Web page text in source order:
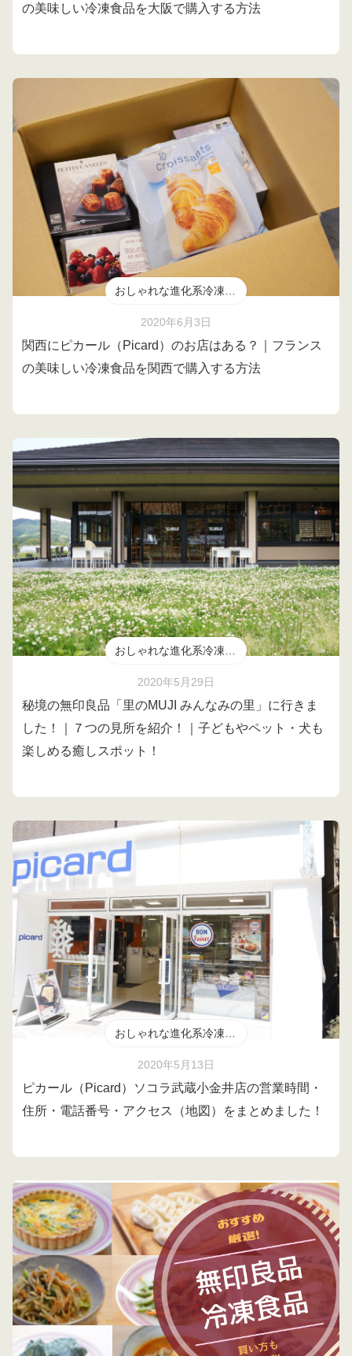
の美味しい冷凍食品を大阪で購入する方法
2020年6月3日
関西にピカール（Picard）のお店はある？｜フランス
の美味しい冷凍食品を関西で購入する方法
2020年5月29日
秘境の無印良品「里のMUJI みんなみの里」に行きま
した！｜７つの見所を紹介！｜子どもやペット・犬も
楽しめる癒しスポット！
2020年5月13日
ピカール（Picard）ソコラ武蔵小金井店の営業時間・
住所・電話番号・アクセス（地図）をまとめました！